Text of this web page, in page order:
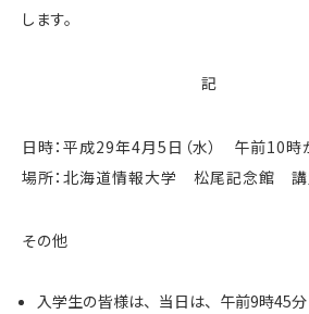
します。
記
日時：平成29年4月5日（水） 午前10
場所：北海道情報大学 松尾記念館 講
その他
入学生の皆様は、当日は、午前9時45